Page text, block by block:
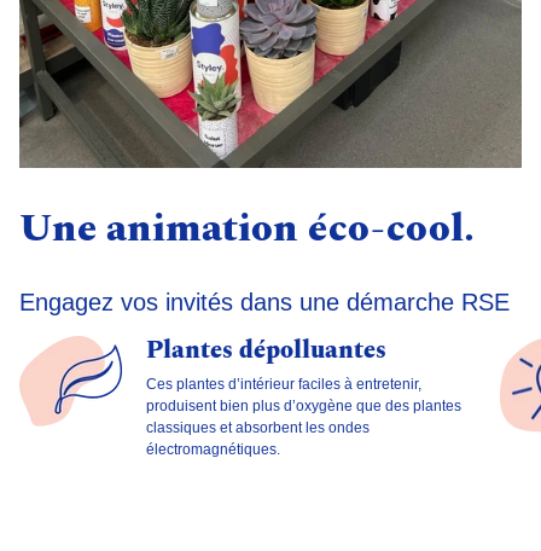
Une animation éco-cool.
Engagez vos invités dans une démarche RSE
Plantes dépolluantes
Ces plantes d’intérieur faciles à entretenir,
produisent bien plus d’oxygène que des plantes
classiques et absorbent les ondes
électromagnétiques.